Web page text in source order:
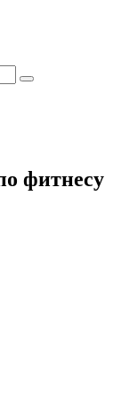
фитнесу